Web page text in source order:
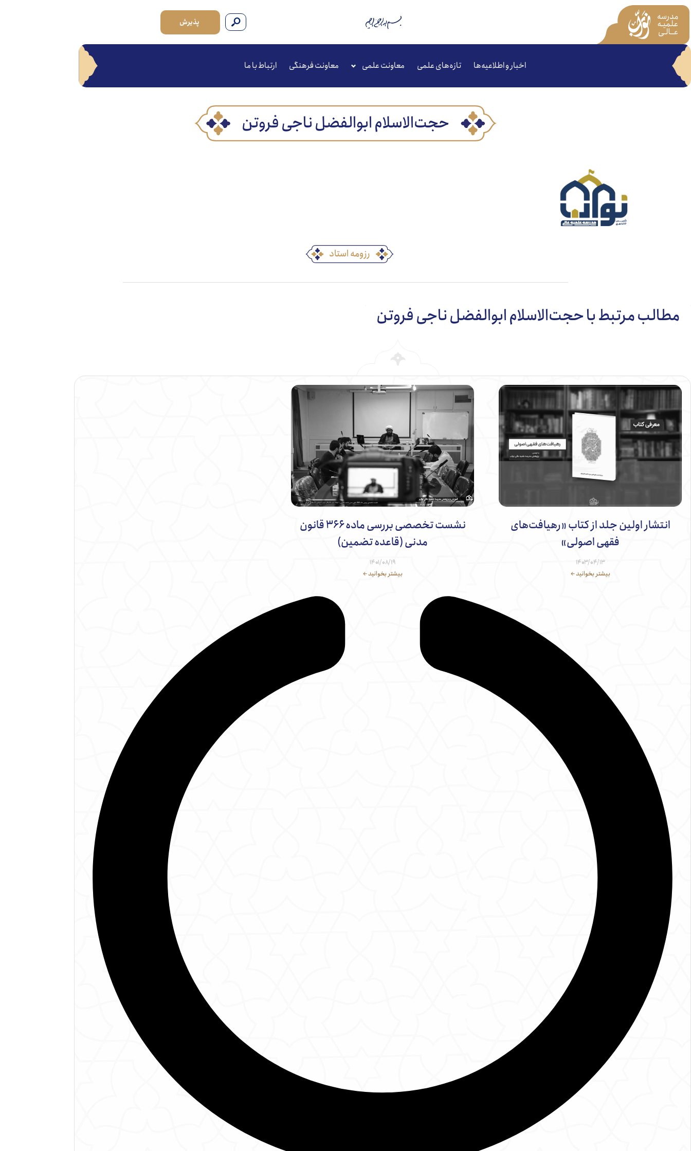
پذیرش
اخبار و اطلاعیه‌ها تازه‌های علمی معاونت علمی معاونت فرهنگی ارتباط با ما
حجت‌الاسلام ابوالفضل ناجی فروتن
رزومه استاد
مطالب مرتبط با حجت‌الاسلام ابوالفضل ناجی فروتن
انتشار اولین جلد از کتاب «رهیافت‌های
فقهی اصولی»
۱۴۰۳/۰۴/۱۳
بیشتر بخوانید ←
نشست تخصصی بررسی ماده ۳۶۶ قانون
مدنی (قاعده تضمین)
۱۴۰۱/۰۸/۱۹
بیشتر بخوانید ←